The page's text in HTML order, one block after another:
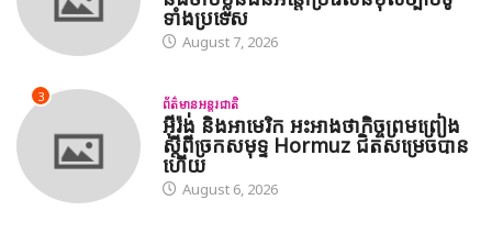
ទាំងប្រទេស
August 7, 2026
3 ព័ត៌មានអន្តរជាតិ
អ៊ីរ៉ង់ និងអាមេរិក អះអាងថាកិច្ចព្រមព្រៀង
ស្តីពីច្រកសមុទ្ទ Hormuz ជិតសម្រេចបាន
ហើយ
August 6, 2026